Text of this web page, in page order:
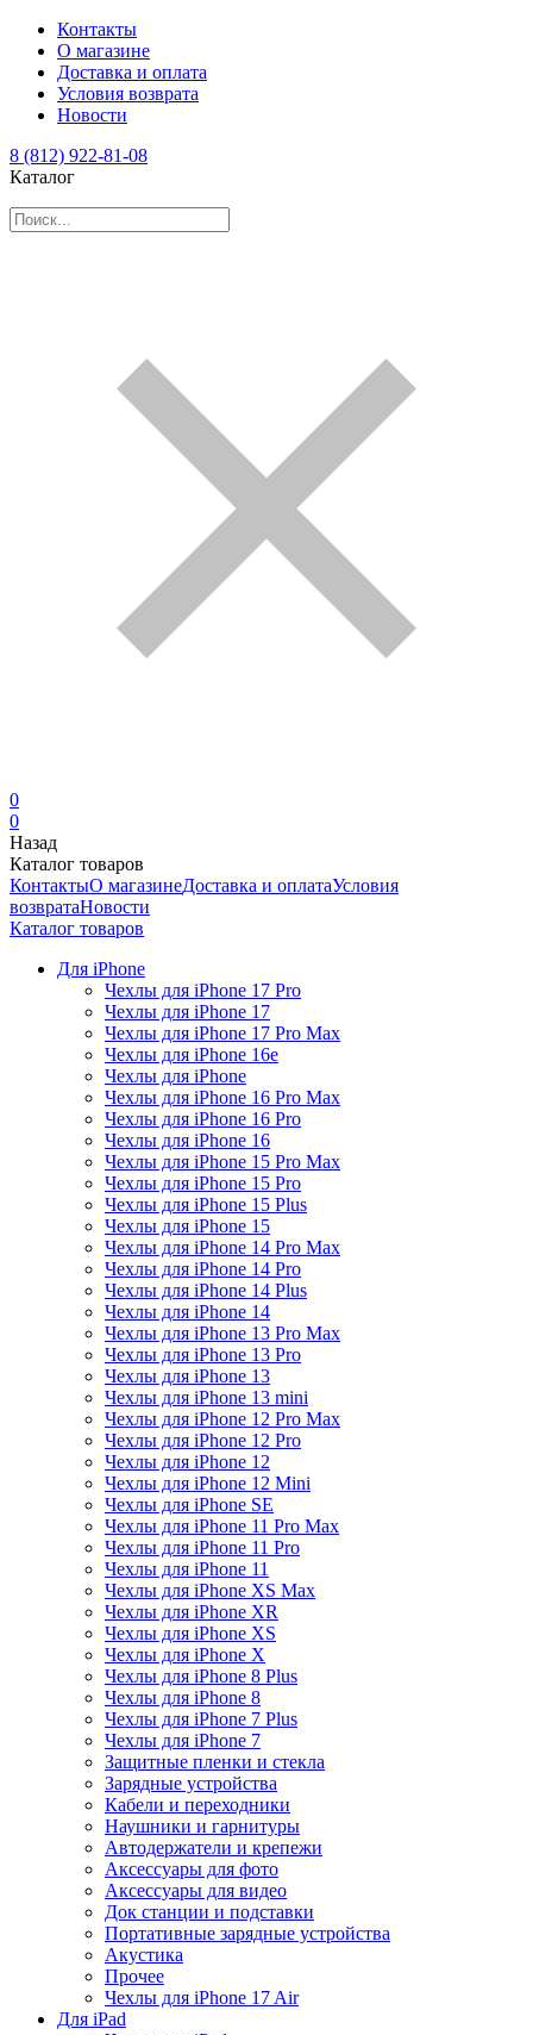
Контакты
О магазине
Доставка и оплата
Условия возврата
Новости
8 (812) 922-81-08
Каталог
0
0
Назад
Каталог товаров
КонтактыО магазинеДоставка и оплатаУсловия
возвратаНовости
Каталог товаров
Для iPhone
Чехлы для iPhone 17 Pro
Чехлы для iPhone 17
Чехлы для iPhone 17 Pro Max
Чехлы для iPhone 16e
Чехлы для iPhone
Чехлы для iPhone 16 Pro Max
Чехлы для iPhone 16 Pro
Чехлы для iPhone 16
Чехлы для iPhone 15 Pro Max
Чехлы для iPhone 15 Pro
Чехлы для iPhone 15 Plus
Чехлы для iPhone 15
Чехлы для iPhone 14 Pro Max
Чехлы для iPhone 14 Pro
Чехлы для iPhone 14 Plus
Чехлы для iPhone 14
Чехлы для iPhone 13 Pro Max
Чехлы для iPhone 13 Pro
Чехлы для iPhone 13
Чехлы для iPhone 13 mini
Чехлы для iPhone 12 Pro Max
Чехлы для iPhone 12 Pro
Чехлы для iPhone 12
Чехлы для iPhone 12 Mini
Чехлы для iPhone SE
Чехлы для iPhone 11 Pro Max
Чехлы для iPhone 11 Pro
Чехлы для iPhone 11
Чехлы для iPhone XS Max
Чехлы для iPhone XR
Чехлы для iPhone XS
Чехлы для iPhone X
Чехлы для iPhone 8 Plus
Чехлы для iPhone 8
Чехлы для iPhone 7 Plus
Чехлы для iPhone 7
Защитные пленки и стекла
Зарядные устройства
Кабели и переходники
Наушники и гарнитуры
Автодержатели и крепежи
Аксессуары для фото
Аксессуары для видео
Док станции и подставки
Портативные зарядные устройства
Акустика
Прочее
Чехлы для iPhone 17 Air
Для iPad